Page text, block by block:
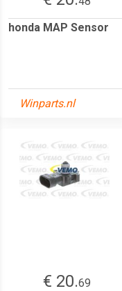
honda MAP Sensor
Winparts.nl
€ 20.69